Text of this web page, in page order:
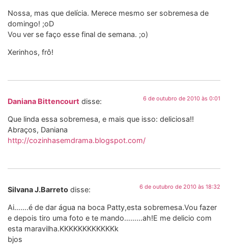
Nossa, mas que delícia. Merece mesmo ser sobremesa de
domingo! ;oD
Vou ver se faço esse final de semana. ;o)
Xerinhos, frô!
Daniana Bittencourt disse: 6 de outubro de 2010 às 0:01
Que linda essa sobremesa, e mais que isso: deliciosa!!
Abraços, Daniana
http://cozinhasemdrama.blogspot.com/
Silvana J.Barreto disse: 6 de outubro de 2010 às 18:32
Ai…….é de dar água na boca Patty,esta sobremesa.Vou fazer
e depois tiro uma foto e te mando………ah!E me delicio com
esta maravilha.KKKKKKKKKKKKk
bjos